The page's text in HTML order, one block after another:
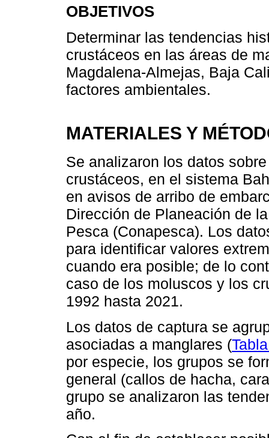
OBJETIVOS
Determinar las tendencias
crustáceos en las áreas de
Magdalena-Almejas, Baja
factores ambientales.
MATERIALES Y
Se analizaron los datos
crustáceos, en el sistema
en avisos de arribo de
Dirección de Planeación de
Pesca (Conapesca). Los
para identificar valores
cuando era posible; de lo
caso de los moluscos y los
1992 hasta 2021.
Los datos de captura se
asociadas a manglares (
por especie, los grupos se
general (callos de hacha,
grupo se analizaron las
año.